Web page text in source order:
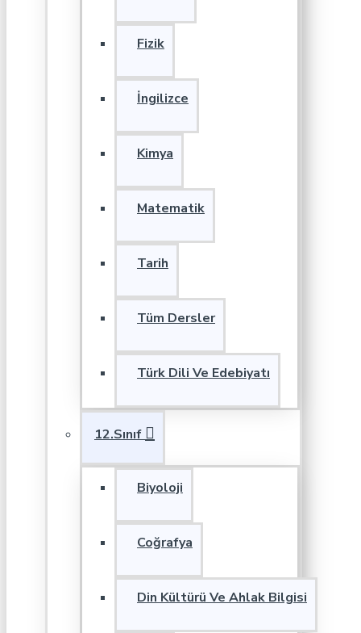
Fizik
İngilizce
Kimya
Matematik
Tarih
Tüm Dersler
Türk Dili Ve Edebiyatı
12.Sınıf
Biyoloji
Coğrafya
Din Kültürü Ve Ahlak Bilgisi